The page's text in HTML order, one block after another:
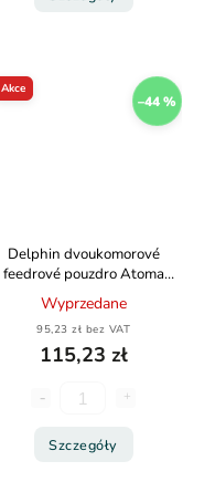
Akce
–44 %
Delphin dvoukomorové
feedrové pouzdro Atoma
120cm
Wyprzedane
95,23 zł bez VAT
115,23 zł
Szczegóły